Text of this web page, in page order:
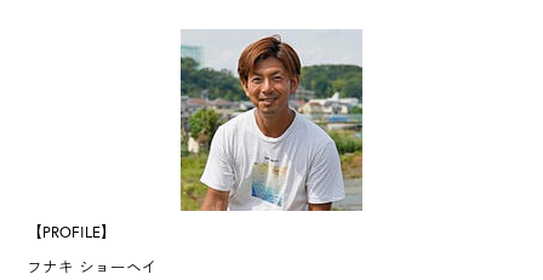
【PROFILE】
フナキ ショーヘイ